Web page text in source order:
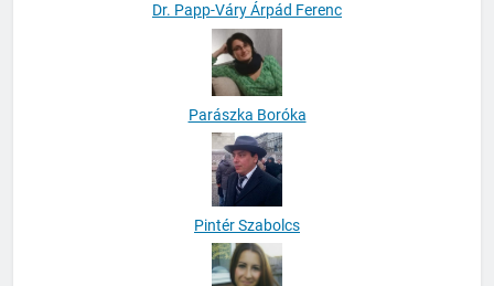
Dr. Papp-Váry Árpád Ferenc
Parászka Boróka
Pintér Szabolcs